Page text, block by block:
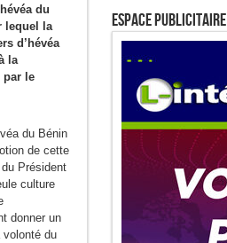
du
lequel la
d’hévéa
la
par le
du Bénin
de cette
Président
culture
donner un
volonté du
ESPACE PUBLICITAIRE